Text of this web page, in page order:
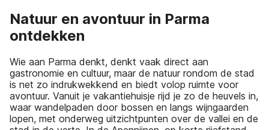
Natuur en avontuur in Parma
ontdekken
Wie aan Parma denkt, denkt vaak direct aan
gastronomie en cultuur, maar de natuur rondom de stad
is net zo indrukwekkend en biedt volop ruimte voor
avontuur. Vanuit je vakantiehuisje rijd je zo de heuvels in,
waar wandelpaden door bossen en langs wijngaarden
lopen, met onderweg uitzichtpunten over de vallei en de